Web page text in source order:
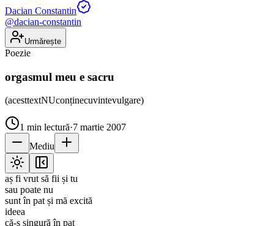
Dacian Constantin
@dacian-constantin
Urmărește
Poezie
orgasmul meu e sacru
(acesttextNUconținecuvintevulgare)
1 min lectură·7 martie 2007
Mediu
aș fi vrut să fii și tu
sau poate nu
sunt în pat și mă excită
ideea
că-s singură în pat